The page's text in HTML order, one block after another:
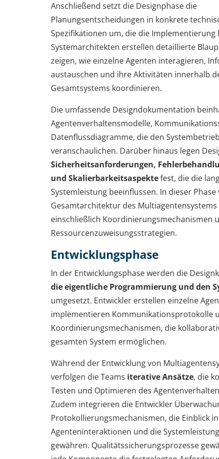
Anschließend setzt die Designphase die
Planungsentscheidungen in konkrete
Spezifikationen um, die die Implementierung
Systemarchitekten erstellen detaillierte
zeigen, wie einzelne Agenten interagieren,
austauschen und ihre Aktivitäten innerhalb
Gesamtsystems koordinieren.
Die umfassende Designdokumentation
Agentenverhaltensmodelle,
Datenflussdiagramme, die den
veranschaulichen. Darüber hinaus legen
Sicherheitsanforderungen,
und Skalierbarkeitsaspektefest, die die
Systemleistung beeinflussen. In dieser
Gesamtarchitektur des
einschließlich Koordinierungsmechanismen
Ressourcenzuweisungsstrategien.
Entwicklungsphase
In der Entwicklungsphase werden die
die eigentliche Programmierung und den
umgesetzt. Entwickler erstellen einzelne
implementieren Kommunikationsprotokolle
Koordinierungsmechanismen, die
gesamten System ermöglichen.
Während der Entwicklung von
verfolgen die Teams iterative Ansätze, die
Testen und Optimieren des
Zudem integrieren die Entwickler
Protokollierungsmechanismen, die Einblick
Agenteninteraktionen und die
gewähren. Qualitätssicherungsprozesse